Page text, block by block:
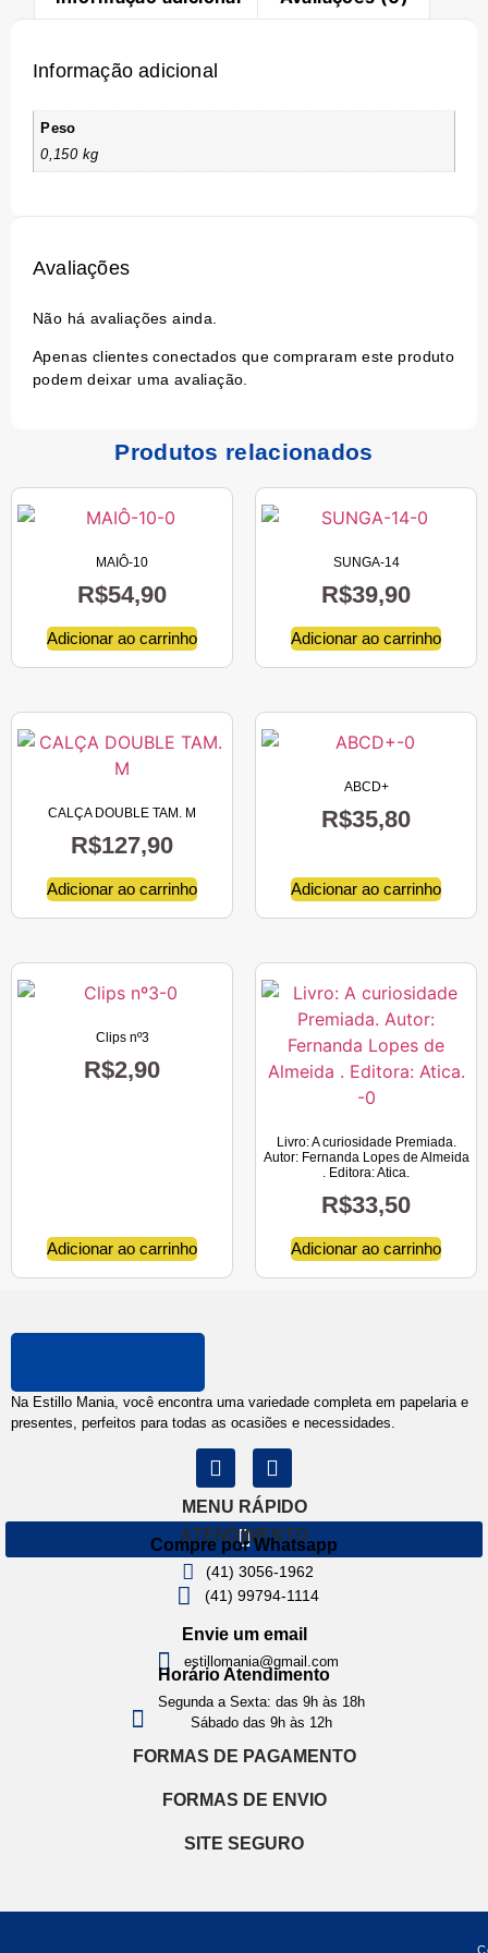
Informação adicional
Peso
0,150 kg
Avaliações
Não há avaliações ainda.
Apenas clientes conectados que compraram este produto
podem deixar uma avaliação.
Produtos relacionados
MAIÔ-10
R$54,90
Adicionar ao carrinho
SUNGA-14
R$39,90
Adicionar ao carrinho
CALÇA DOUBLE TAM. M
R$127,90
Adicionar ao carrinho
ABCD+
R$35,80
Adicionar ao carrinho
Clips nº3
R$2,90
Adicionar ao carrinho
Livro: A curiosidade Premiada.
Autor: Fernanda Lopes de Almeida
. Editora: Atica.
R$33,50
Adicionar ao carrinho
Na Estillo Mania, você encontra uma variedade completa em papelaria e
presentes, perfeitos para todas as ocasiões e necessidades.
MENU RÁPIDO
ATENDIMENTO
Compre por Whatsapp
(41) 3056-1962
(41) 99794-1114
Envie um email
estillomania@gmail.com
Horário Atendimento
Segunda a Sexta: das 9h às 18h
Sábado das 9h às 12h
FORMAS DE PAGAMENTO
FORMAS DE ENVIO
SITE SEGURO